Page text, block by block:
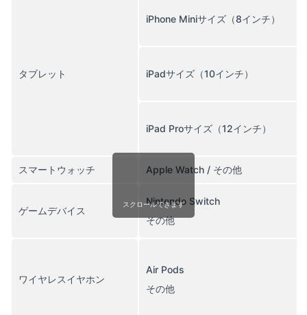
タブレット
iPhone Miniサイズ（8インチ）
iPadサイズ（10インチ）
iPad Proサイズ（12インチ）
スマートウォッチ Apple Watch / その他
ゲームデバイス
Nintendo Switch
その他
ワイヤレスイヤホン
Air Pods
その他
スクロールできます